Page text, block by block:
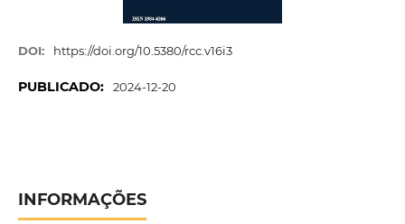
DOI: https://doi.org/10.5380/rcc.v16i3
PUBLICADO: 2024-12-20
INFORMAÇÕES